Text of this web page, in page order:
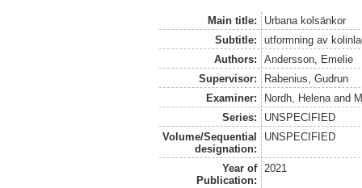
Main title:
Urbana kolsänkor
Subtitle:
utformning av
Authors:
Andersson, Emelie
Supervisor:
Rabenius, Gudrun
Examiner:
Nordh, Helena and
Series:
UNSPECIFIED
Volume/Sequential
designation:
UNSPECIFIED
Year of
Publication:
2021